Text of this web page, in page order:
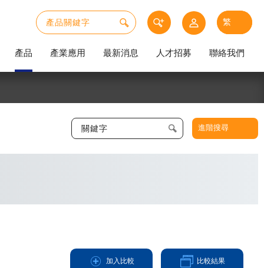
產品 產業應用 最新消息 人才招募 聯絡我們
進階搜尋
加入比較 比較結果